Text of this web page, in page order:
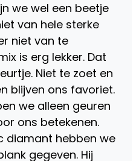
we wel een beetje
van hele sterke
niet van te
is erg lekker. Dat
Niet te zoet en
blijven ons favoriet.
we alleen geuren
ons betekenen.
diamant hebben we
gegeven. Hij